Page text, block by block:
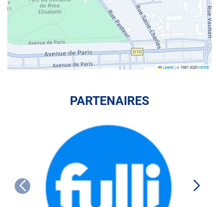
Leaflet|© 1987-2025HERE
PARTENAIRES